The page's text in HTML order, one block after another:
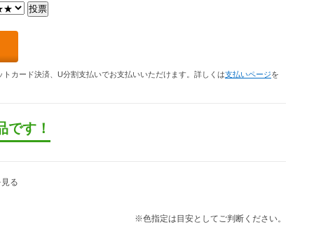
カード決済、U分割支払いでお支払いいただけます。詳しくは支払いページを
です！
る
※色指定は目安としてご判断ください。